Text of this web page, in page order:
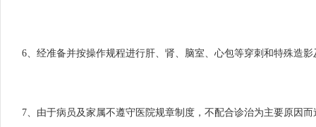
6、经准备并按操作规程进行肝、肾、脑室、心包等穿刺和特殊造影
7、由于病员及家属不遵守医院规章制度，不配合诊治为主要原因